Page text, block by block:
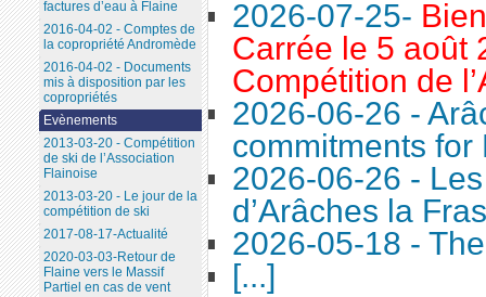
2026-07-25-
Carrée le 5 août
Compétition de
2026-06-26 -
commitments for
2026-06-26 -
d’Arâches la
2026-05-18 -
[...]
factures d’eau à Flaine
2016-04-02 - Comptes de
la copropriété Andromède
2016-04-02 - Documents
mis à disposition par les
copropriétés
Evènements
2013-03-20 - Compétition
de ski de l’Association
Flainoise
2013-03-20 - Le jour de la
compétition de ski
2017-08-17-Actualité
2020-03-03-Retour de
Flaine vers le Massif
Partiel en cas de vent